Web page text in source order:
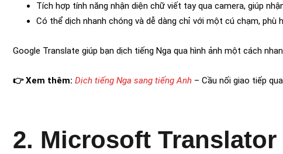
Tích hợp tính năng nhận diện chữ viết tay qua camera, giúp
Có thể dịch nhanh chóng và dễ dàng chỉ với một cú chạm, phù
Google Translate giúp bạn dịch tiếng Nga qua hình ảnh một cách
👉 Xem thêm: Dịch tiếng Nga sang tiếng Anh – Cầu nối giao tiếp
2. Microsoft Translator